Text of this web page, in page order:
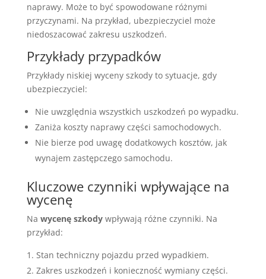
naprawy. Może to być spowodowane różnymi
przyczynami. Na przykład, ubezpieczyciel może
niedoszacować zakresu uszkodzeń.
Przykłady przypadków
Przykłady niskiej wyceny szkody to sytuacje, gdy
ubezpieczyciel:
Nie uwzględnia wszystkich uszkodzeń po wypadku.
Zaniża koszty naprawy części samochodowych.
Nie bierze pod uwagę dodatkowych kosztów, jak
wynajem zastępczego samochodu.
Kluczowe czynniki wpływające na
wycenę
Na wycenę szkodywpływają różne czynniki. Na
przykład:
Stan techniczny pojazdu przed wypadkiem.
Zakres uszkodzeń i konieczność wymiany części.